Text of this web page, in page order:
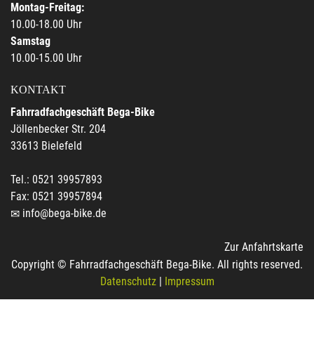
Montag-Freitag:
10.00-18.00 Uhr
Samstag
10.00-15.00 Uhr
KONTAKT
Fahrradfachgeschäft Bega-Bike
Jöllenbecker Str. 204
33613 Bielefeld
Tel.: 0521 39957893
Fax: 0521 39957894
info@bega-bike.de
Zur Anfahrtskarte
Copyright © Fahrradfachgeschäft Bega-Bike. All rights reserved.
Datenschutz| Impressum